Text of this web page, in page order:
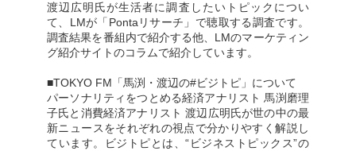
渡辺広明氏が生活者に調査したいトピックについ
て、LMが「Pontaリサーチ」で聴取する調査です。
調査結果を番組内で紹介する他、LMのマーケティン
グ紹介サイトのコラムで紹介しています。
■TOKYO FM「馬渕・渡辺の#ビジトピ」について
パーソナリティをつとめる経済アナリスト 馬渕磨理
子氏と消費経済アナリスト 渡辺広明氏が世の中の最
新ニュースをそれぞれの視点で分かりやすく解説し
ています。ビジトピとは、“ビジネストピックス”の